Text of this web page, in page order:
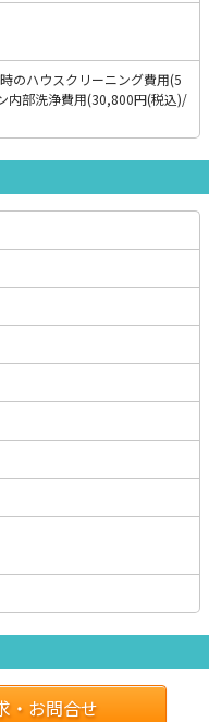
のハウスクリーニング費用(5
内部洗浄費用(30,800円(税込)/
・お問合せ